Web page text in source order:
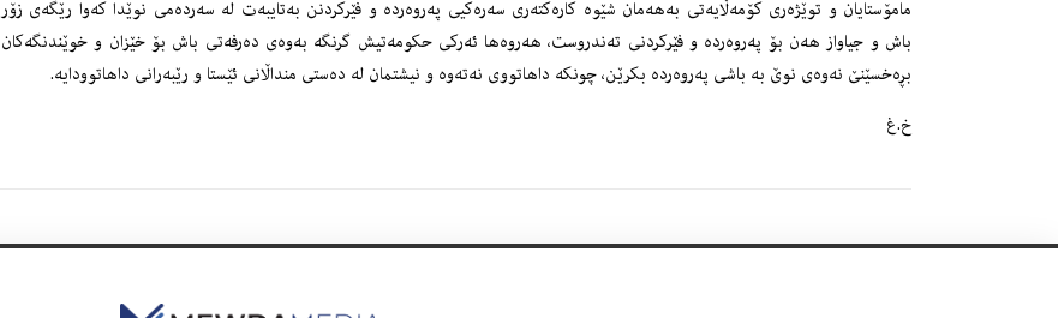
مامۆستایان و توێژەری کۆمەڵایەتی بەهەمان شێوە کارەکتەری سەرەکیی پەروەردە و فێرکردنن بەتایبەت لە سەردەمی نوێدا کەوا رێگەی زۆر
باش و جیاواز هەن بۆ پەروەردە و فێرکردنی تەندروست، هەروەها ئەرکی حکومەتیش گرنگە بەوەی دەرفەتی باش بۆ خێزان و خوێندنگەکان
بڕەخسێنێ نەوەی نوێ بە باشی پەروەردە بکرێن، چونکە داهاتووی نەتەوە و نیشتمان لە دەستی منداڵانی ئێستا و رێبەرانی داهاتوودایە.
خ.غ